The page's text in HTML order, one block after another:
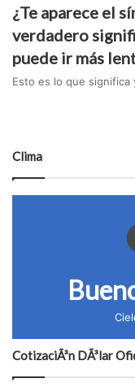
¿Te aparece el
verdadero
puede ir más
Esto es lo que significa
Clima
CotizaciÃ³n DÃ³lar